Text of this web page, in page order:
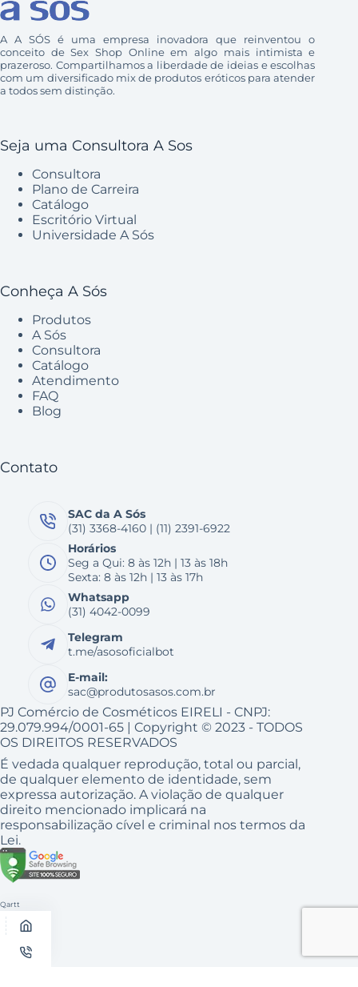
A A SÓS é uma empresa inovadora que reinventou o
conceito de Sex Shop Online em algo mais intimista e
prazeroso. Compartilhamos a liberdade de ideias e escolhas
com um diversificado mix de produtos eróticos para atender
a todos sem distinção.
Seja uma Consultora A Sos
Consultora
Plano de Carreira
Catálogo
Escritório Virtual
Universidade A Sós
Conheça A Sós
Produtos
A Sós
Consultora
Catálogo
Atendimento
FAQ
Blog
Contato
SAC da A Sós
(31) 3368-4160 | (11) 2391-6922
Horários
Seg a Qui: 8 às 12h | 13 às 18h
Sexta: 8 às 12h | 13 às 17h
Whatsapp
(31) 4042-0099
Telegram
t.me/asosoficialbot
E-mail:
sac@produtosasos.com.br
PJ Comércio de Cosméticos EIRELI - CNPJ:
29.079.994/0001-65 | Copyright © 2023 - TODOS
OS DIREITOS RESERVADOS
É vedada qualquer reprodução, total ou parcial,
de qualquer elemento de identidade, sem
expressa autorização. A violação de qualquer
direito mencionado implicará na
responsabilização cível e criminal nos termos da
Lei.
Qartt